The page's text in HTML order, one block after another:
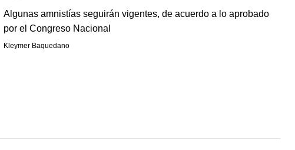
Algunas amnistías seguirán vigentes, de acuerdo a lo aprobado
por el Congreso Nacional
Kleymer Baquedano